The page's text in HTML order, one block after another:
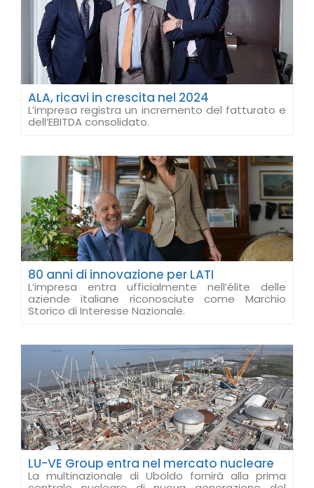
ALA, ricavi in crescita nel 2024
L’impresa registra un incremento del fatturato e
dell’EBITDA consolidato.
80 anni di innovazione per LATI
L’impresa entra ufficialmente nell’élite delle
aziende italiane riconosciute come Marchio
Storico di Interesse Nazionale.
LU-VE Group entra nel mercato nucleare
La multinazionale di Uboldo fornirà alla prima